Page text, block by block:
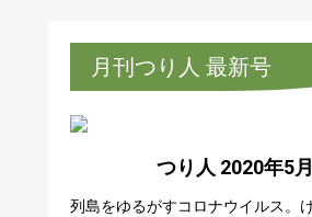
月刊つり人 最新号
つり人 2020年5
列島をゆるがすコロナウイルス。